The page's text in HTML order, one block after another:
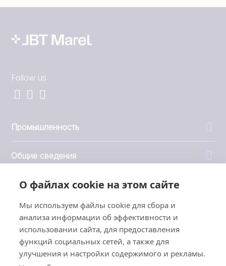
О файлах cookie на этом сайте
Мы используем файлы cookie для сбора и
анализа информации об эффективности и
использовании сайта, для предоставления
функций социальных сетей, а также для
улучшения и настройки содержимого и рекламы.
Follow us
Промышленность
Общие сведения
Компания